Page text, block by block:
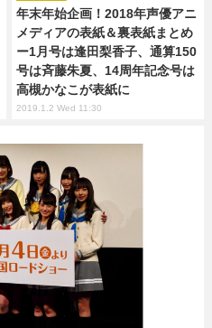
年末年始企画！2018年声優アニ
メディアの表紙＆裏表紙まとめ
ー1月号は逢田梨香子、通算150
号は斉藤朱夏、14周年記念号は
高槻かなこが表紙に
2019.1.2 Wed 11:30